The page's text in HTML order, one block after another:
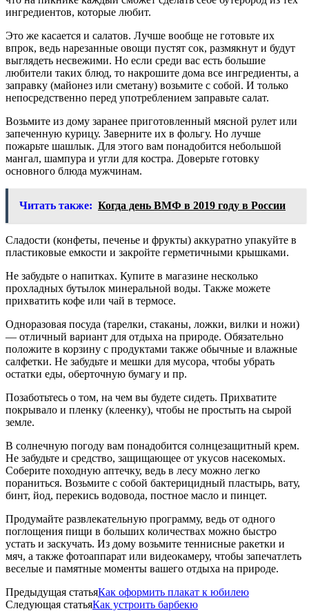
ингредиентов, которые любит.
Это же касается и салатов. Лучше вообще не готовьте их
впрок, ведь нарезанные овощи пустят сок, размякнут и будут
выглядеть несвежими. Но если среди вас есть большие
любители таких блюд, то накрошите дома все ингредиенты, а
заправку (майонез или сметану) возьмите с собой. И только
непосредственно перед употреблением заправьте салат.
Возьмите из дому заранее приготовленный мясной рулет или
запеченную курицу. Заверните их в фольгу. Но лучше
пожарьте шашлык. Для этого вам понадобится небольшой
мангал, шампура и угли для костра. Доверьте готовку
основного блюда мужчинам.
Читать также: Когда день ВМФ в 2019 году в России
Сладости (конфеты, печенье и фрукты) аккуратно упакуйте в
пластиковые емкости и закройте герметичными крышками.
Не забудьте о напитках. Купите в магазине несколько
прохладных бутылок минеральной воды. Также можете
прихватить кофе или чай в термосе.
Одноразовая посуда (тарелки, стаканы, ложки, вилки и ножи)
— отличный вариант для отдыха на природе. Обязательно
положите в корзину с продуктами также обычные и влажные
салфетки. Не забудьте и мешки для мусора, чтобы убрать
остатки еды, оберточную бумагу и пр.
Позаботьтесь о том, на чем вы будете сидеть. Прихватите
покрывало и пленку (клеенку), чтобы не простыть на сырой
земле.
В солнечную погоду вам понадобится солнцезащитный крем.
Не забудьте и средство, защищающее от укусов насекомых.
Соберите походную аптечку, ведь в лесу можно легко
пораниться. Возьмите с собой бактерицидный пластырь, вату,
бинт, йод, перекись водовода, постное масло и пинцет.
Продумайте развлекательную программу, ведь от одного
поглощения пищи в больших количествах можно быстро
устать и заскучать. Из дому возьмите теннисные ракетки и
мяч, а также фотоаппарат или видеокамеру, чтобы запечатлеть
веселые и памятные моменты вашего отдыха на природе.
Предыдущая статьяКак оформить плакат к юбилею
Следующая статьяКак устроить барбекю